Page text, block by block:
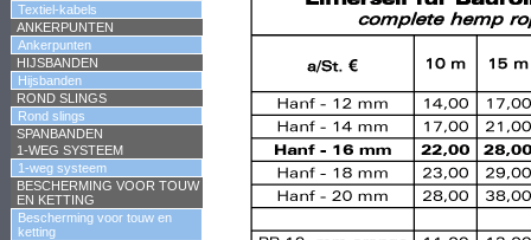
Textiel-kabels
ANKERPUNTEN
Ankerpunten
HIJSBANDEN
Hijsbanden
ROND SLINGS
Rond slings
SPANBANDEN
1-WEG SYSTEEM
1-weg systeem
BESCHERMING VOOR TOUW
EN KETTING
Bescherming voor touw en
ketting